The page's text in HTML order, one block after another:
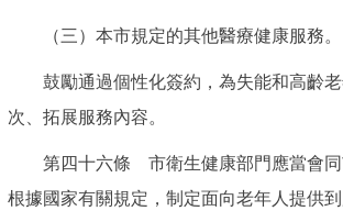
（三）本市規定的其他醫療健康服務。
鼓勵通過個性化簽約，為失能和高齡老
次、拓展服務內容。
第四十六條 市衛生健康部門應當會同
根據國家有關規定，制定面向老年人提供